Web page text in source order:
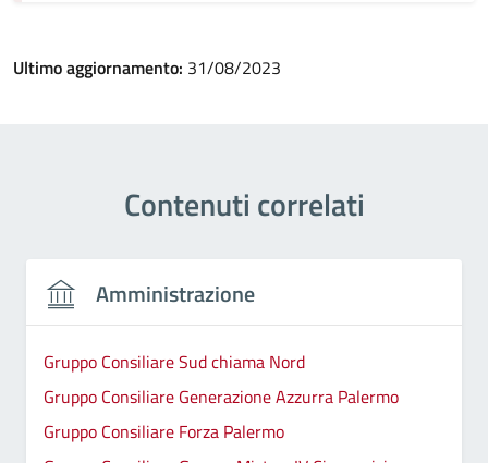
Ultimo aggiornamento: 31/08/2023
Contenuti correlati
Amministrazione
Gruppo Consiliare Sud chiama Nord
Gruppo Consiliare Generazione Azzurra Palermo
Gruppo Consiliare Forza Palermo